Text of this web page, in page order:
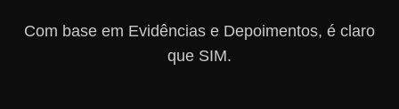
Com base em Evidências e Depoimentos, é claro
que SIM.